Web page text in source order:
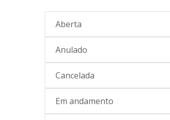
Aberta
Anulado
Cancelada
Em andamento